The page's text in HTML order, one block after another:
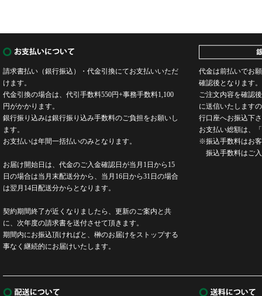
請求書払い（銀行振込）・代金引換にてお支払いいただ
けます。
代金引換の場合は、代引手数料550円+事務手数料1,100
円がかかります。
銀行振り込みは銀行振り込み手数料のご負担をお願いし
ます。
お支払いは年間一括払いのみとなります。
お届け開始日は、代金のご入金確認日が当月1日から15
日の場合は当月末配送分から、当月16日から31日の場合
は翌月14日配送分からとなります。
契約期間終了が近くなりましたら、更新のご案内と共
に、次年度の請求書を送付させて頂きます。
期間内にお振込頂ければと、榊のお届けをストップする
事なく継続的にお届けいたします。
代金は前払いでお
確認後となります。
ご注文内容を確認
に送信いたします
行口座へお振込下
お支払い総額は、
※振込手数料はお
振込手数料はご